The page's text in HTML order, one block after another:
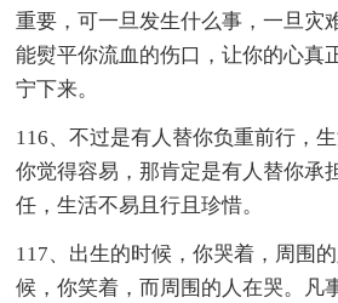
重要，可一旦发生什么事，一旦灾
能熨平你流血的伤口，让你的心真
宁下来。
116、不过是有人替你负重前行，
你觉得容易，那肯定是有人替你承
任，生活不易且行且珍惜。
117、出生的时候，你哭着，周围
候，你笑着，而周围的人在哭。凡